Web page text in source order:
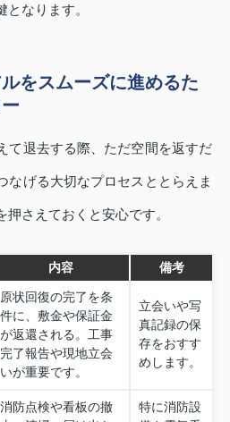
なります。
をスムーズに進めるた
て退去する際、ただ空間を返すだ
なげる大切なプロセスととらえま
さえておくと安心です。
内容 備考
原状回復の完了を条
件に、敷金や保証金
が返還される。工事
完了報告や現地立会
いが重要です。
立会いや写
真記録の保
存をおすす
めします。
消防点検や看板の撤
特に消防設